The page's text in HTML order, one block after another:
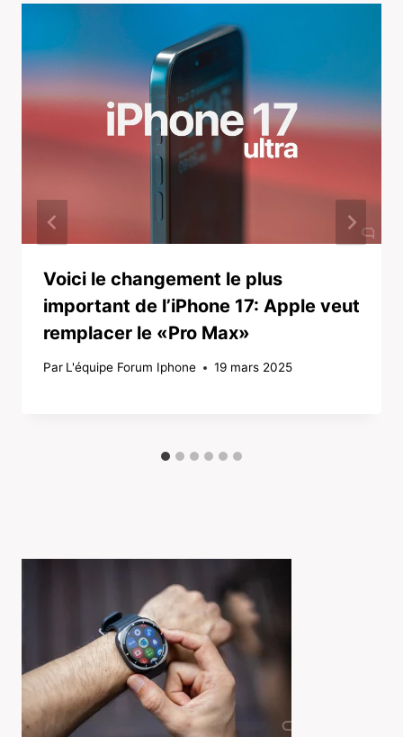
Voici le changement le plus
important de l’iPhone 17: Apple veut
remplacer le «Pro Max»
Par L'équipe Forum Iphone 19 mars 2025